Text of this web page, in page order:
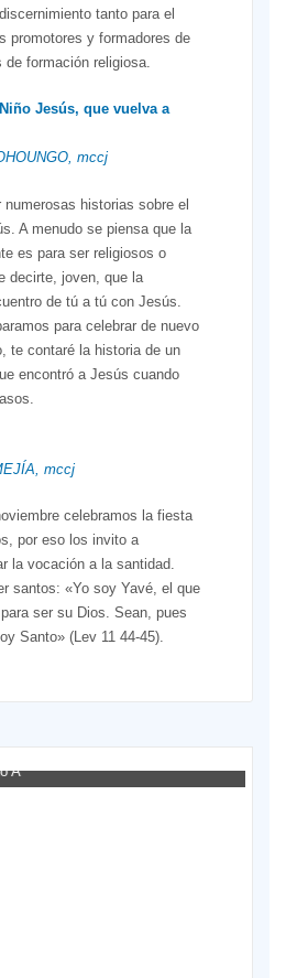
tanto para el
promotores y formadores de
formación religiosa.
Jesús, que vuelva a
mccj
historias sobre el
A menudo se piensa que la
es para ser religiosos o
decirte, joven, que la
de tú a tú con Jesús.
para celebrar de nuevo
te contaré la historia de un
encontró a Jesús cuando
mccj
celebramos la fiesta
por eso los invito a
la vocación a la santidad.
santos: «Yo soy Yavé, el que
ser su Dios. Sean, pues
Santo» (Lev 11 44-45).